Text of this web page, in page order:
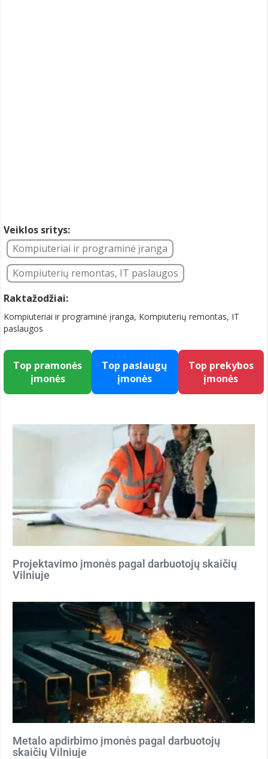
Veiklos sritys:
Kompiuteriai ir programinė įranga
Kompiuterių remontas, IT paslaugos
Raktažodžiai:
Kompiuteriai ir programinė įranga, Kompiuterių remontas, IT
paslaugos
Top pramonės
įmonės
Top paslaugų
įmonės
Top prekybos
įmonės
Projektavimo įmonės pagal darbuotojų skaičių
Vilniuje
Metalo apdirbimo įmonės pagal darbuotojų
skaičių Vilniuje